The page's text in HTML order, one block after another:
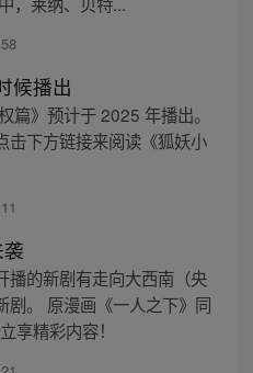
候播出
篇》预计于 2025 年播出。
击下方链接来阅读《狐妖小
播的新剧有走向大西南（央
剧。 原漫画《一人之下》同
享精彩内容！